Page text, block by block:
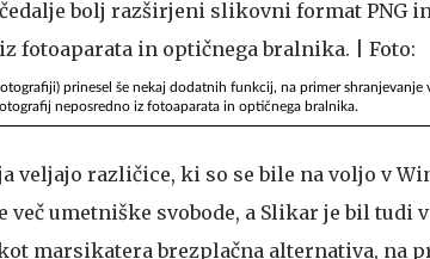
prinesel še nekaj dodatnih funkcij, na primer shranjevanje
neposredno iz fotoaparata in optičnega bralnika.
veljajo različice, ki so se bile na voljo v
več umetniške svobode, a Slikar je bil tudi
marsikatera brezplačna alternativa, na